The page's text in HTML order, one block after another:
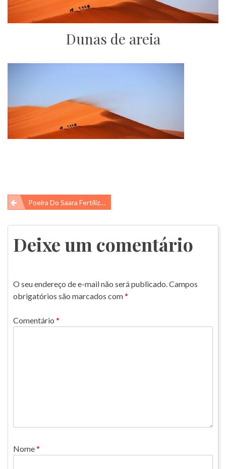
Dunas de areia
Navegação
de
Post
Poeira Do Saara Fertiliza A Floresta Amazônica
Deixe um comentário
O seu endereço de e-mail não será publicado.Campos
obrigatórios são marcados com*
Comentário *
Nome*